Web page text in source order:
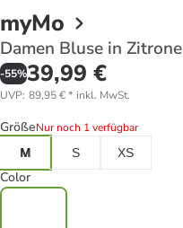
myMo
Damen Bluse in Zitrone
-55%39,99 €
UVP: 89,95 €* inkl. MwSt.
GrößeNur noch 1 verfügbar
M
S XS
Color